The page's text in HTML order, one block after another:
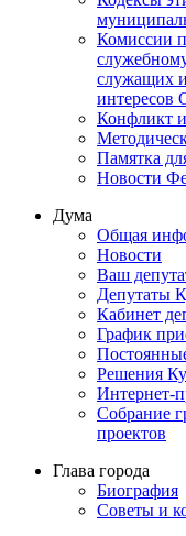
Комиссии
служащих
интересов
Конфликт
Памятка
Новости
Дума
Общая
Новости
Ваш
Депутаты
Кабинет
График
Решения
Интернет-
Собрание
проектов
Глава города
Биография
Советы и